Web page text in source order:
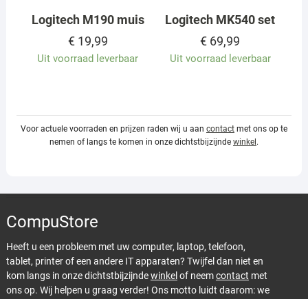
Logitech M190 muis
€19,99
Uit voorraad leverbaar
Logitech MK540 set
€ 69,99
Uit voorraad leverbaar
Voor actuele voorraden en prijzen raden wij u aan contactmet ons op te
nemen of langs te komen in onze dichtstbijzijnde winkel .
CompuStore
Heeft u een probleem met uw computer, laptop, telefoon,
tablet, printer of een andere IT apparaten? Twijfel dan niet en
kom langs in onze dichtstbijzijndewinkel of neemcontact met
ons op. Wij helpen u graag verder! Ons motto luidt daarom: we